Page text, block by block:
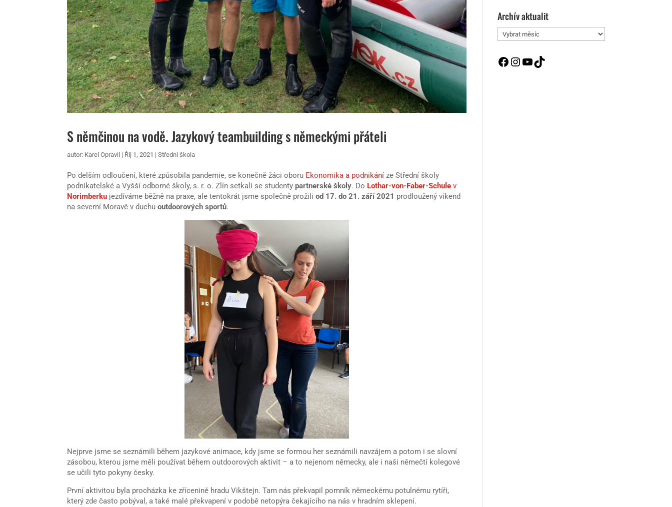
S němčinou na vodě. Jazykový teambuilding s německými přáteli
autor: Karel Opravil | Říj 1, 2021 |Střední škola
Po delším odloučení, které způsobila pandemie, se konečně žáci oboru Ekonomika a podnikání ze Střední školy
podnikatelské a Vyšší odborné školy, s. r. o. Zlín setkali se studentypartnerské školy. Do Lothar-von-Faber-Schule v
Norimberku jezdíváme běžně na praxe, ale tentokrát jsme společně prožiliod 17. do 21. září 2021 prodloužený víkend
na severní Moravě v duchuoutdoorových sportů.
Nejprve jsme se seznámili během jazykové animace, kdy jsme se formou her seznámili navzájem a potom i se slovní
zásobou, kterou jsme měli používat během outdoorových aktivit – a to nejenom německy, ale i naši němečtí kolegové
se učili tyto pokyny česky.
První aktivitou byla procházka ke zřícenině hradu Vikštejn. Tam nás překvapil pomník německému potulnému rytíři,
který zde často pobýval, a také malé překvapení v podobě netopýra čekajícího na nás v hradním sklepení.
Archív aktualit
Archív
aktualit
Facebook
Instagram
YouTube
TikTok